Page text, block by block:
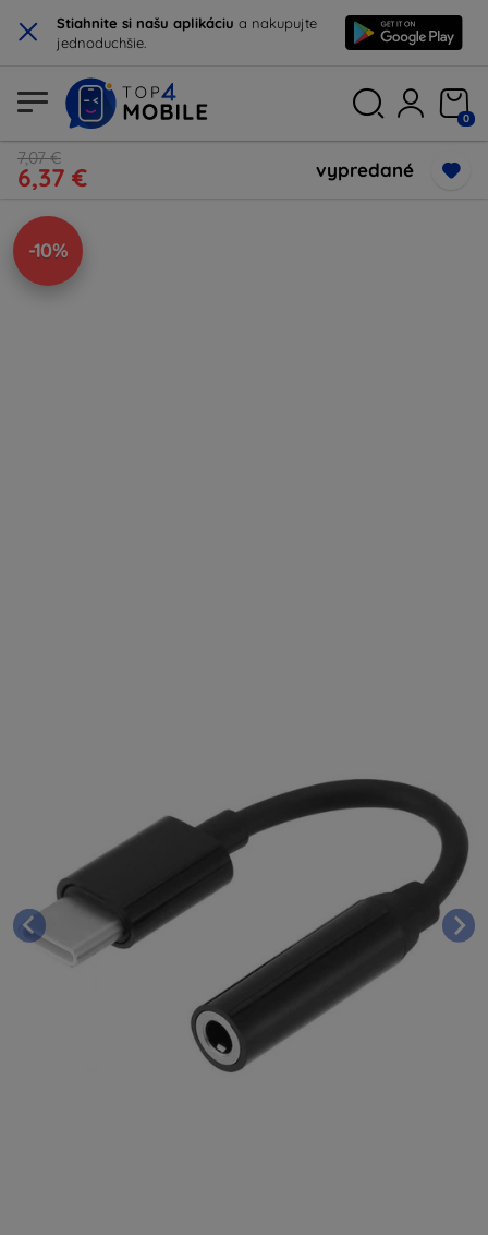
× Stiahnite si našu aplikáciu a nakupujte
jednoduchšie.
0
7,07 €
6,37 € vypredané
-10%